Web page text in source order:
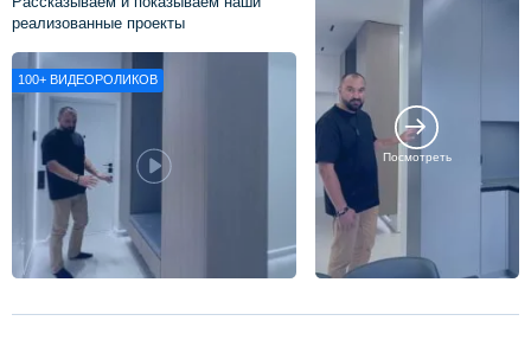
реализованные проекты
100+ ВИДЕОРОЛИКОВ
Посмотреть